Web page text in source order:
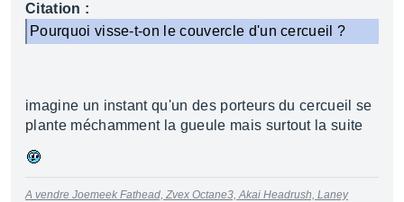
Citation :
Pourquoi visse-t-on le couvercle d'un cercueil ?
imagine un instant qu'un des porteurs du cercueil se
plante méchamment la gueule mais surtout la suite
A vendre Joemeek Fathead, Zvex Octane3, Akai Headrush, Laney